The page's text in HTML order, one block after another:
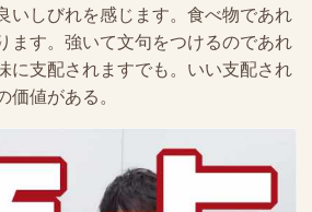
いしびれを感じます。食べ物であれ
ます。強いて文句をつけるのであれ
に支配されますでも。いい支配され
価値がある。